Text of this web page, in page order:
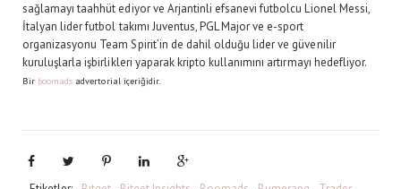
sağlamayı taahhüt ediyor ve Arjantinli efsanevi futbolcu Lionel Messi,
İtalyan lider futbol takımı Juventus, PGL Major ve e-sport
organizasyonu Team Spirit’in de dahil olduğu lider ve güvenilir
kuruluşlarla işbirlikleri yaparak kripto kullanımını artırmayı hedefliyor.
Bir boomads advertorial içeriğidir.